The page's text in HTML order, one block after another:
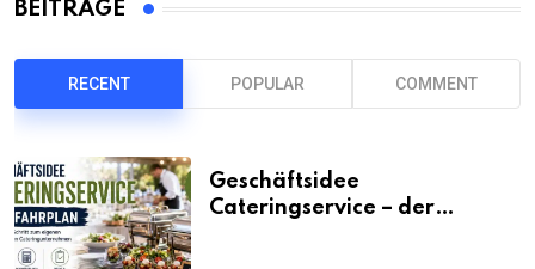
BEITRÄGE
RECENT POPULAR COMMENT
Geschäftsidee
Cateringservice – der